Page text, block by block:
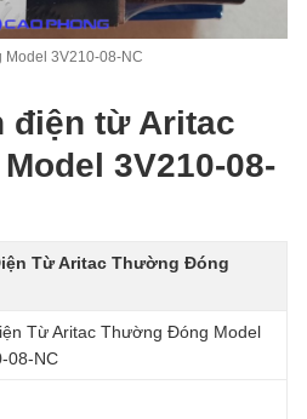
3V210-08-NC
điện từ Aritac
3V210-08-
Từ Aritac Thường Đóng
Từ Aritac Thường Đóng Model
08-NC